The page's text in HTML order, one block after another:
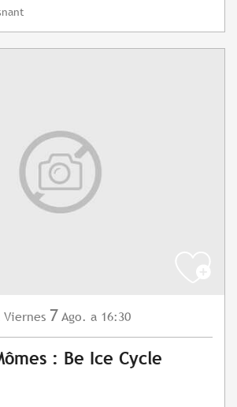
Viernes 7 Ago. a 16:30
: Be Ice Cycle